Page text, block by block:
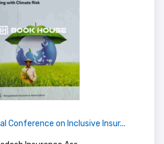
Conference on Inclusive Insur...